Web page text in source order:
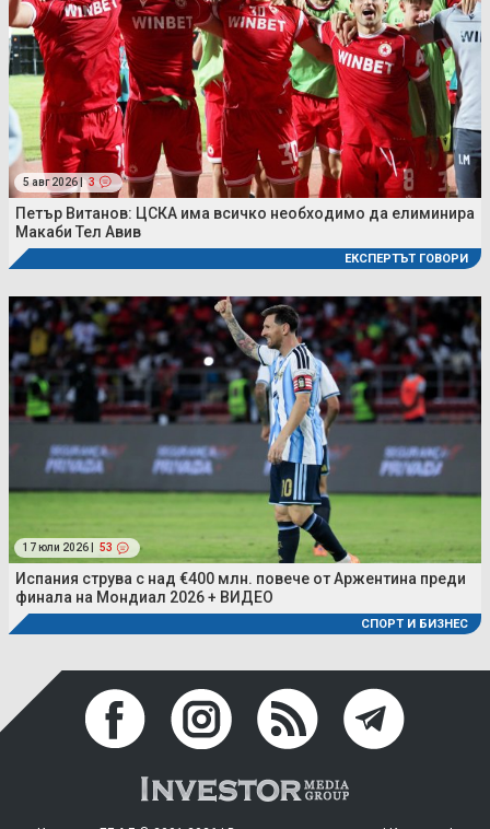
5 авг 2026 | 3
Петър Витанов: ЦСКА има всичко необходимо да елиминира
Макаби Тел Авив
ЕКСПЕРТЪТ ГОВОРИ
17 юли 2026 | 53
Испания струва с над €400 млн. повече от Аржентина преди
финала на Мондиал 2026 + ВИДЕО
СПОРТ И БИЗНЕС